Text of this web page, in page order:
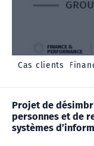
Cas client -
Cas clients
Projet de
personnes et de
systèmes